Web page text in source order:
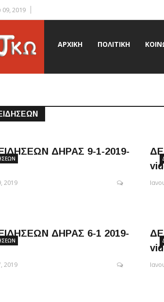
09, 2019
ΑΡΧΙΚΉ ΠΟΛΙΤΙΚΉ
ΔΗΡΑΣ 9-1-2019-
2019
ΔΗΡΑΣ 6-1 2019-
2019